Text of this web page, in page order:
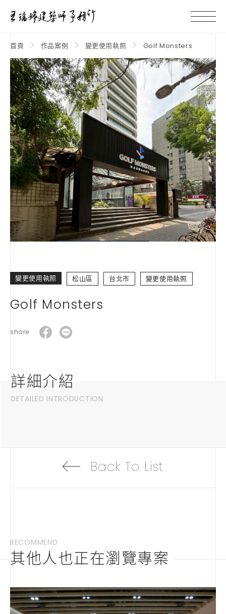
首頁 作品案例 變更使用執照 Golf Monsters
變更使用執照 松山區 台北市 變更使用執照
Golf Monsters
share
詳細介紹
DETAILED INTRODUCTION
Back To List
RECOMMEND
其他人也正在瀏覽專案